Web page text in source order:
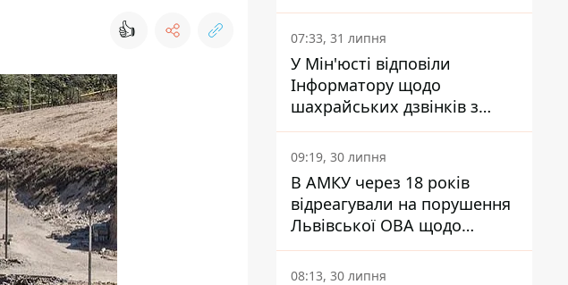
👍
підрядника ПриватБанку
07:33, 31 липня
У Мін'юсті відповіли
Інформатору щодо
шахрайських дзвінків з
камери Сумського СІЗО так,
що ніхто нічого не зрозумів
09:19, 30 липня
В АМКУ через 18 років
відреагували на порушення
Львівської ОВА щодо
харчування у закладах
освіти
08:13, 30 липня